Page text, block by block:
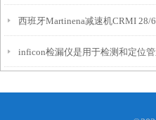
西班牙Martinena减速机CRMI 28/
inficon检漏仪是用于检测和定位管